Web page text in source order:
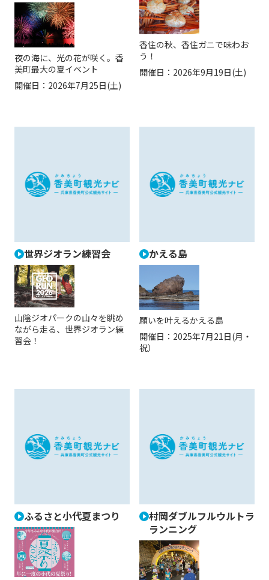
夜の海に、光の花が咲く。香
美町最大の夏イベント
開催日： 2026年7月25日(土)
香住の秋、香住ガニで味わお
う！
開催日： 2026年9月19日(土)
世界ジオラン練習会
山陰ジオパークの山々を眺め
ながら走る、世界ジオラン練
習会！
かえる島
願いを叶えるかえる島
開催日： 2025年7月21日(月・
祝）
ふるさと小代夏まつり
村岡ダブルフルウルトラ
ランニング